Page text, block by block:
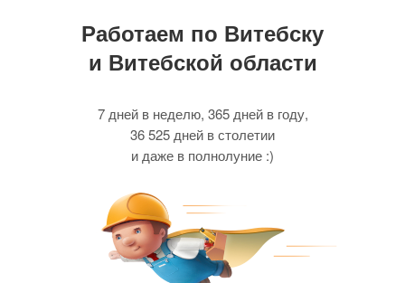
Работаем по Витебску
и Витебской области
7 дней в неделю, 365 дней в году,
36 525 дней в столетии
и даже в полнолуние :)